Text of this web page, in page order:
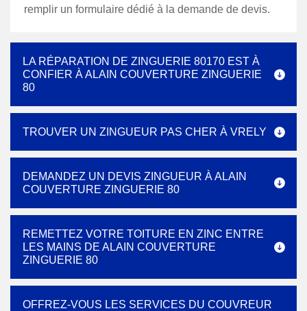
remplir un formulaire dédié à la demande de devis.
LA RÉPARATION DE ZINGUERIE 80170 EST À
CONFIER À ALAIN COUVERTURE ZINGUERIE
80
TROUVER UN ZINGUEUR PAS CHER À VRELY
DEMANDEZ UN DEVIS ZINGUEUR À ALAIN
COUVERTURE ZINGUERIE 80
REMETTEZ VOTRE TOITURE EN ZINC ENTRE
LES MAINS DE ALAIN COUVERTURE
ZINGUERIE 80
OFFREZ-VOUS LES SERVICES DU COUVREUR